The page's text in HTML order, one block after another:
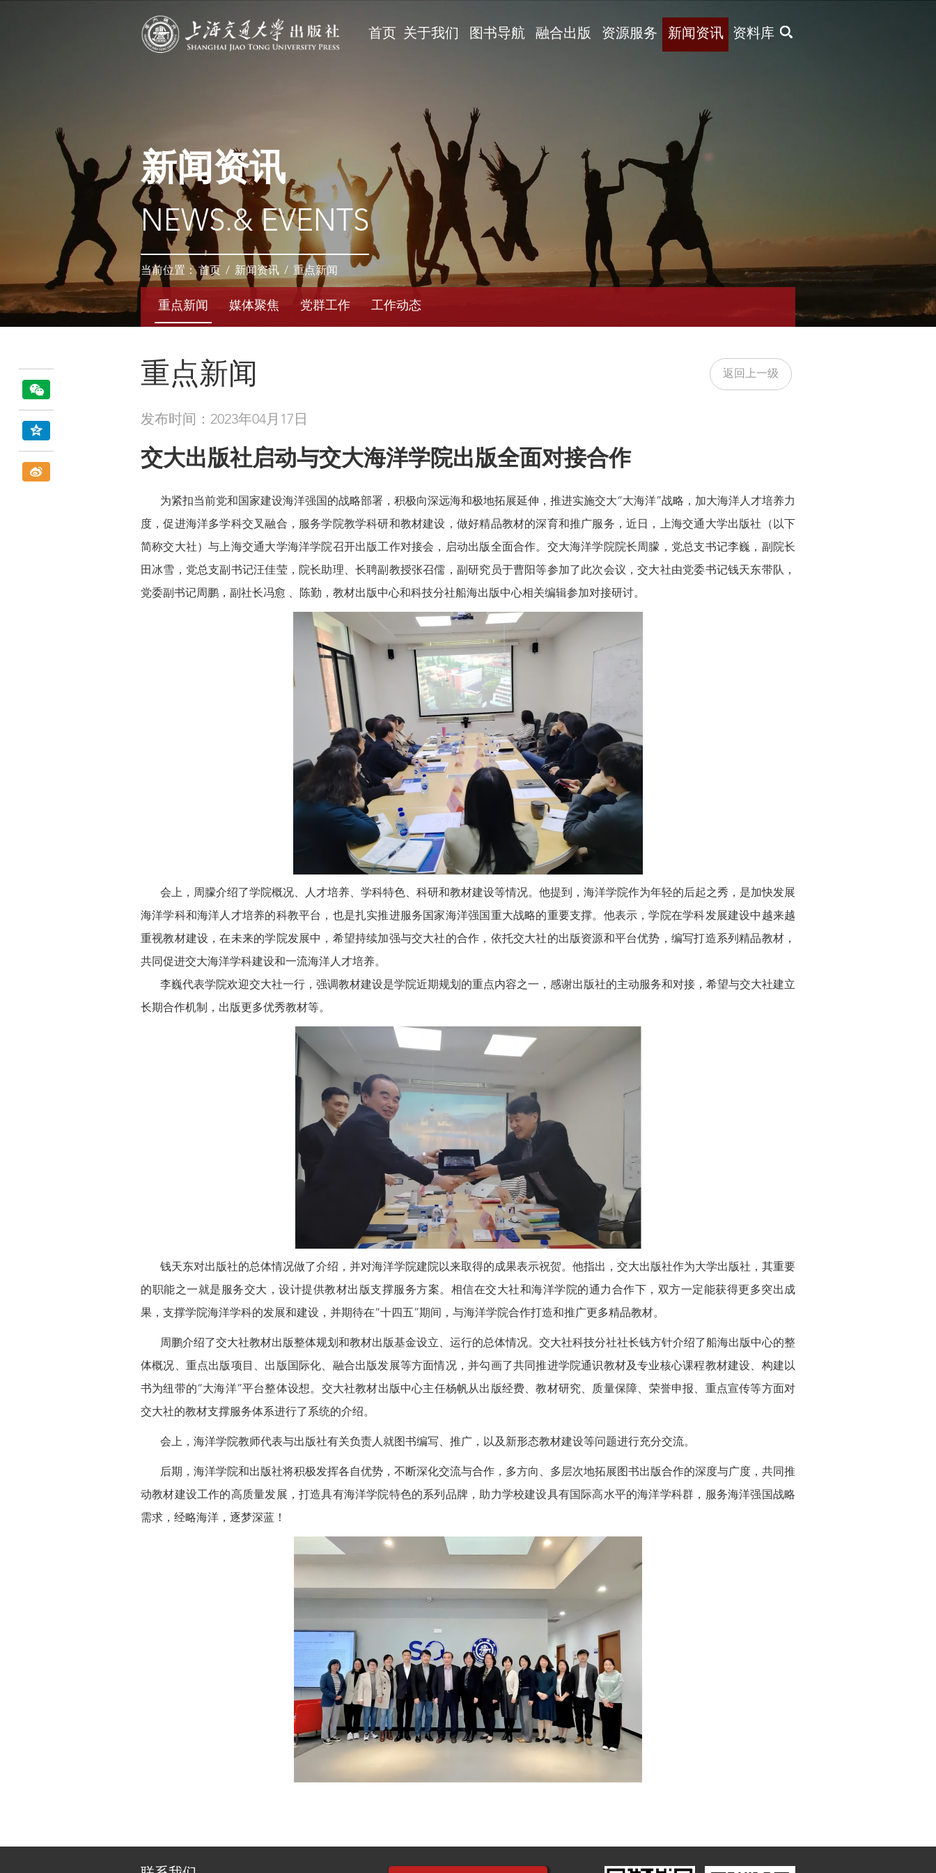
X
首页 关于我们 图书导航 融合出版 资源服务 新闻资讯 资料库
新闻资讯
NEWS.& EVENTS
当前位置：首页 / 新闻资讯 / 重点新闻
重点新闻 媒体聚焦 党群工作 工作动态
重点新闻 返回上一级
发布时间：2023年04月17日
交大出版社启动与交大海洋学院出版全面对接合作
为紧扣当前党和国家建设海洋强国的战略部署，积极向深远海和极地拓展延伸，推进实施交大“大海洋”战略，加大海洋人才培养力
度，促进海洋多学科交叉融合，服务学院教学科研和教材建设，做好精品教材的深育和推广服务，近日，上海交通大学出版社（以下
简称交大社）与上海交通大学海洋学院召开出版工作对接会，启动出版全面合作。交大海洋学院院长周朦，党总支书记李巍，副院长
田冰雪，党总支副书记汪佳莹，院长助理、长聘副教授张召儒，副研究员于曹阳等参加了此次会议，交大社由党委书记钱天东带队，
党委副书记周鹏，副社长冯愈 、陈勤，教材出版中心和科技分社船海出版中心相关编辑参加对接研讨。
会上，周朦介绍了学院概况、人才培养、学科特色、科研和教材建设等情况。他提到，海洋学院作为年轻的后起之秀，是加快发展
海洋学科和海洋人才培养的科教平台，也是扎实推进服务国家海洋强国重大战略的重要支撑。他表示，学院在学科发展建设中越来越
重视教材建设，在未来的学院发展中，希望持续加强与交大社的合作，依托交大社的出版资源和平台优势，编写打造系列精品教材，
共同促进交大海洋学科建设和一流海洋人才培养。
李巍代表学院欢迎交大社一行，强调教材建设是学院近期规划的重点内容之一，感谢出版社的主动服务和对接，希望与交大社建立
长期合作机制，出版更多优秀教材等。
钱天东对出版社的总体情况做了介绍，并对海洋学院建院以来取得的成果表示祝贺。他指出，交大出版社作为大学出版社，其重要
的职能之一就是服务交大，设计提供教材出版支撑服务方案。相信在交大社和海洋学院的通力合作下，双方一定能获得更多突出成
果，支撑学院海洋学科的发展和建设，并期待在“十四五”期间，与海洋学院合作打造和推广更多精品教材。
周鹏介绍了交大社教材出版整体规划和教材出版基金设立、运行的总体情况。交大社科技分社社长钱方针介绍了船海出版中心的整
体概况、重点出版项目、出版国际化、融合出版发展等方面情况，并勾画了共同推进学院通识教材及专业核心课程教材建设、构建以
书为纽带的“大海洋”平台整体设想。交大社教材出版中心主任杨帆从出版经费、教材研究、质量保障、荣誉申报、重点宣传等方面对
交大社的教材支撑服务体系进行了系统的介绍。
会上，海洋学院教师代表与出版社有关负责人就图书编写、推广，以及新形态教材建设等问题进行充分交流。
后期，海洋学院和出版社将积极发挥各自优势，不断深化交流与合作，多方向、多层次地拓展图书出版合作的深度与广度，共同推
动教材建设工作的高质量发展，打造具有海洋学院特色的系列品牌，助力学校建设具有国际高水平的海洋学科群，服务海洋强国战略
需求，经略海洋，逐梦深蓝！